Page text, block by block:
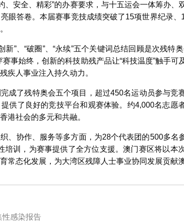
、安全、精彩”的办赛要求，与十五运会一体筹办、
眼答卷。本届赛事竞技成绩突破了15项世界纪录、
新”、“破圈”、“永续”五个关键词总结回顾是次残特
事始终，创新的科技助残产品让“科技温度”触手可
疾人事业注入持久动力。
成了残特奥会五个项目，超过450名运动员参与竞
供了良好的竞技平台和观赛体验。约4,000名志愿
港社会的多元和共融。
、协作、服务等多方面，为28个代表团的500多名
培训，为赛事提供了全方位支援。澳门赛区将以本
常态化发展，为大湾区残障人士事业协同发展贡献
性感染报告